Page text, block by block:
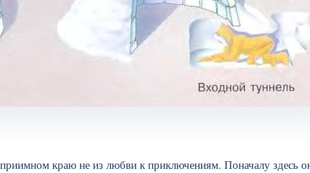
краю не из любви к приключениям. Поначалу здесь